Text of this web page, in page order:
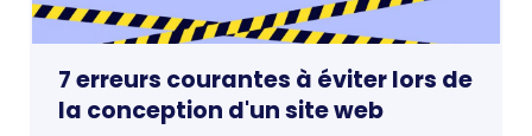
7 erreurs courantes à éviter lors de
la conception d'un site web